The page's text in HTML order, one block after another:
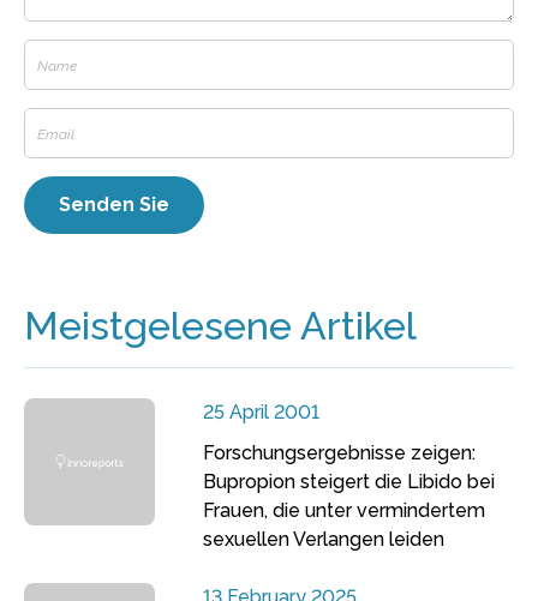
Meistgelesene Artikel
25 April 2001
Forschungsergebnisse zeigen:
Bupropion steigert die Libido bei
Frauen, die unter vermindertem
sexuellen Verlangen leiden
13 February 2025